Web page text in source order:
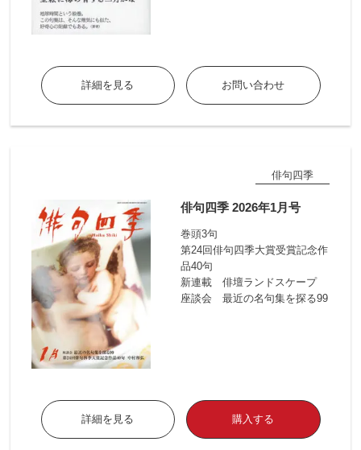
詳細を見る お問い合わせ
俳句四季
俳句四季 2026年1月号
巻頭3句
第24回俳句四季大賞受賞記念作
品40句
新連載 俳壇ランドスケープ
座談会 最近の名句集を探る99
詳細を見る 購入する